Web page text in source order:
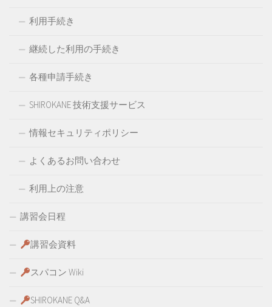
利用手続き
継続した利用の手続き
各種申請手続き
SHIROKANE 技術支援サービス
情報セキュリティポリシー
よくあるお問い合わせ
利用上の注意
講習会日程
講習会資料
スパコン Wiki
SHIROKANE Q&A